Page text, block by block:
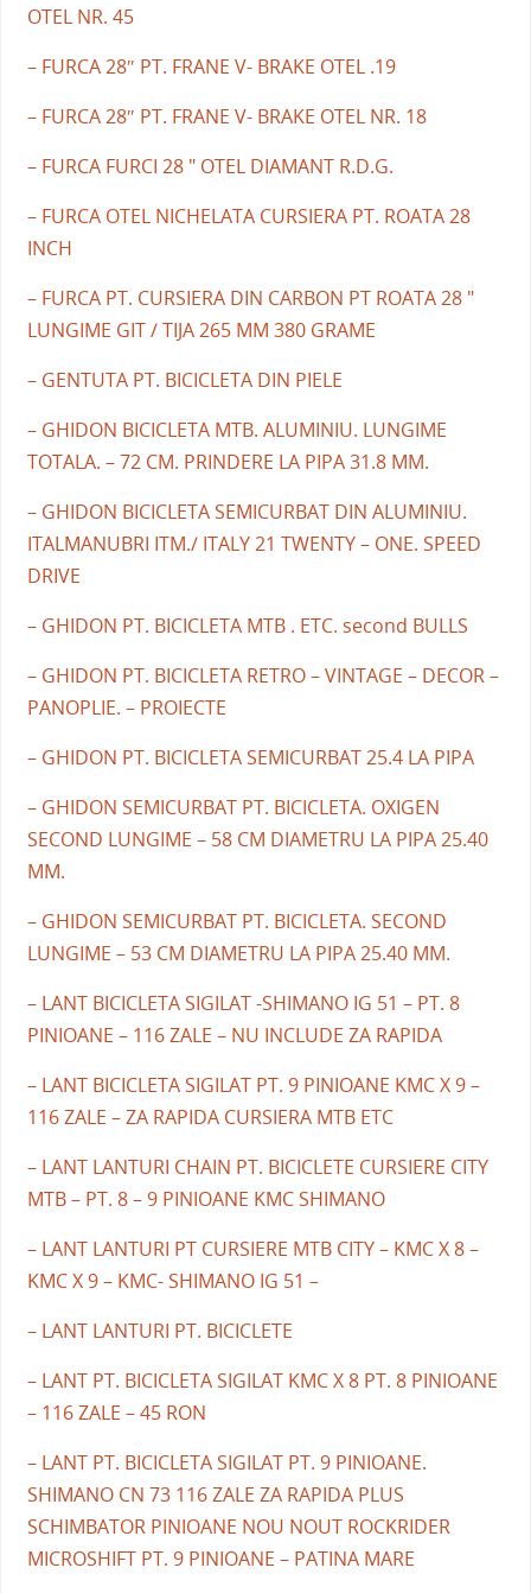
OTEL NR. 45
– FURCA 28″ PT. FRANE V- BRAKE OTEL .19
– FURCA 28″ PT. FRANE V- BRAKE OTEL NR. 18
– FURCA FURCI 28 " OTEL DIAMANT R.D.G.
– FURCA OTEL NICHELATA CURSIERA PT. ROATA 28
INCH
– FURCA PT. CURSIERA DIN CARBON PT ROATA 28 "
LUNGIME GIT / TIJA 265 MM 380 GRAME
– GENTUTA PT. BICICLETA DIN PIELE
– GHIDON BICICLETA MTB. ALUMINIU. LUNGIME
TOTALA. – 72 CM. PRINDERE LA PIPA 31.8 MM.
– GHIDON BICICLETA SEMICURBAT DIN ALUMINIU.
ITALMANUBRI ITM./ ITALY 21 TWENTY – ONE. SPEED
DRIVE
– GHIDON PT. BICICLETA MTB . ETC. second BULLS
– GHIDON PT. BICICLETA RETRO – VINTAGE – DECOR –
PANOPLIE. – PROIECTE
– GHIDON PT. BICICLETA SEMICURBAT 25.4 LA PIPA
– GHIDON SEMICURBAT PT. BICICLETA. OXIGEN
SECOND LUNGIME – 58 CM DIAMETRU LA PIPA 25.40
MM.
– GHIDON SEMICURBAT PT. BICICLETA. SECOND
LUNGIME – 53 CM DIAMETRU LA PIPA 25.40 MM.
– LANT BICICLETA SIGILAT -SHIMANO IG 51 – PT. 8
PINIOANE – 116 ZALE – NU INCLUDE ZA RAPIDA
– LANT BICICLETA SIGILAT PT. 9 PINIOANE KMC X 9 –
116 ZALE – ZA RAPIDA CURSIERA MTB ETC
– LANT LANTURI CHAIN PT. BICICLETE CURSIERE CITY
MTB – PT. 8 – 9 PINIOANE KMC SHIMANO
– LANT LANTURI PT CURSIERE MTB CITY – KMC X 8 –
KMC X 9 – KMC- SHIMANO IG 51 –
– LANT LANTURI PT. BICICLETE
– LANT PT. BICICLETA SIGILAT KMC X 8 PT. 8 PINIOANE
– 116 ZALE – 45 RON
– LANT PT. BICICLETA SIGILAT PT. 9 PINIOANE.
SHIMANO CN 73 116 ZALE ZA RAPIDA PLUS
SCHIMBATOR PINIOANE NOU NOUT ROCKRIDER
MICROSHIFT PT. 9 PINIOANE – PATINA MARE